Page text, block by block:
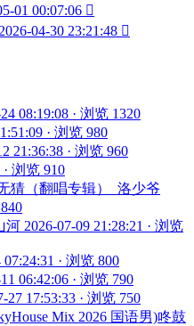
01 00:07:06 
2026-04-30 23:21:48 
08:19:08 · 浏览 1320
· 浏览 980
21:36:38 · 浏览 960
· 浏览 910
猜（翻唱专辑）_洛少爷
河 2026-07-09 21:28:21 · 浏览
07:24:31 · 浏览 800
06:42:06 · 浏览 790
27 17:53:33 · 浏览 750
Mix 2026 国语男)咚鼓